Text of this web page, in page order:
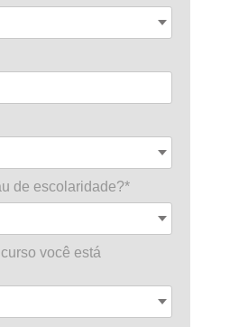
de escolaridade?*
você está